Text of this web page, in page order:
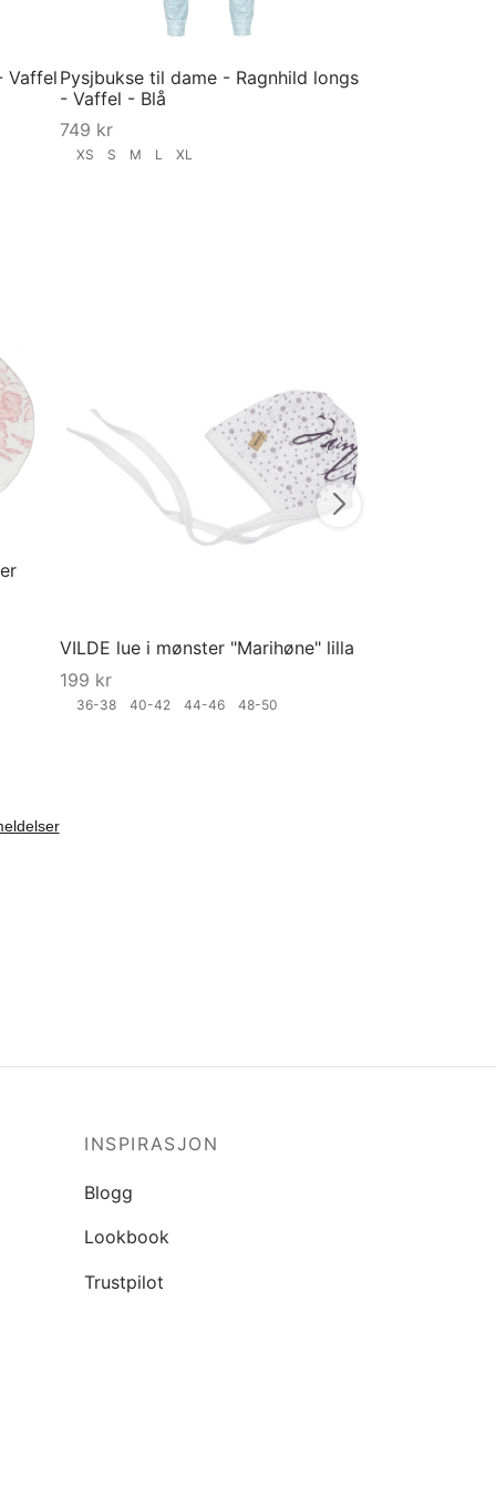
Vaffel Pysjbukse til dame - Ragnhild longs
- Vaffel - Blå
749 kr
XS S M L XL
VILDE lue i mønster "Marihøne" lilla
199 kr
36-38 40-42 44-46 48-50
INSPIRASJON
Blogg
Lookbook
Trustpilot